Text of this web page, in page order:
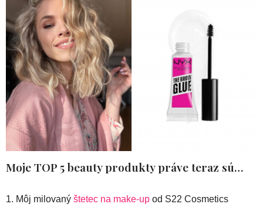
Moje TOP 5 beauty produkty práve teraz sú…
1. Môj milovaný štetec na make-up od S22 Cosmetics